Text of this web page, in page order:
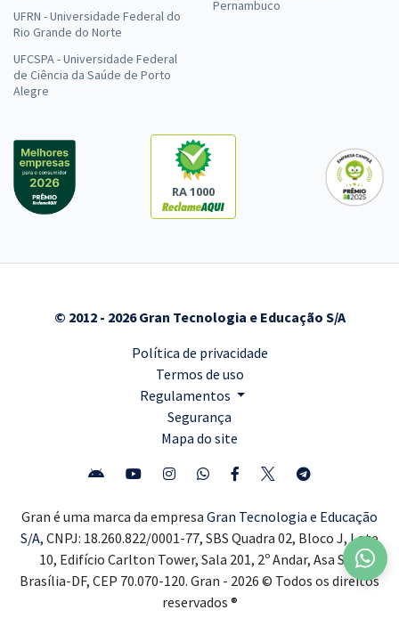
UFRN - Universidade Federal do
Rio Grande do Norte
UFCSPA - Universidade Federal
de Ciência da Saúde de Porto
Alegre
Pernambuco
RA 1000
© 2012 - 2026 Gran Tecnologia e Educação S/A
Política de privacidade
Termos de uso
Regulamentos
Segurança
Mapa do site
Gran é uma marca da empresa Gran Tecnologia e Educação
S/A, CNPJ: 18.260.822/0001-77, SBS Quadra 02, Bloco J, Lote
10, Edifício Carlton Tower, Sala 201, 2º Andar, Asa Sul,
Brasília-DF, CEP 70.070-120. Gran - 2026 © Todos os direitos
reservados ®